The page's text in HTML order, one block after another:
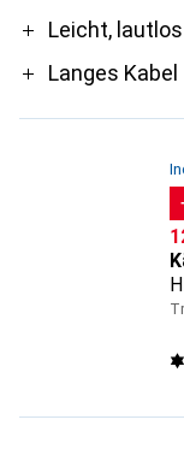
ProLeicht,
Langes Kabel